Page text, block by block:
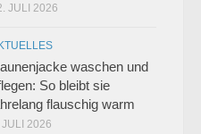
JULI 2026
waschen und
So bleibt sie
flauschig warm
JULI 2026